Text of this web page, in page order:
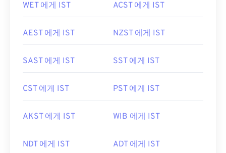
WET 에게 IST ACST 에게 IST
AEST 에게 IST NZST 에게 IST
SAST 에게 IST SST 에게 IST
CST 에게 IST PST 에게 IST
AKST 에게 IST WIB 에게 IST
NDT 에게 IST ADT 에게 IST